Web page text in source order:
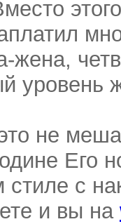
жена,
уровень
не
Его
стиле с
и вы на